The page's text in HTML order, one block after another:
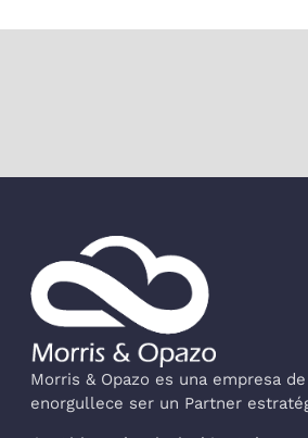
Morris & Opazo es una empresa
enorgullece ser un Partner